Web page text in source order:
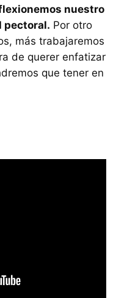
nuestro
pectoral. Por otro
más trabajaremos
de querer enfatizar
que tener en